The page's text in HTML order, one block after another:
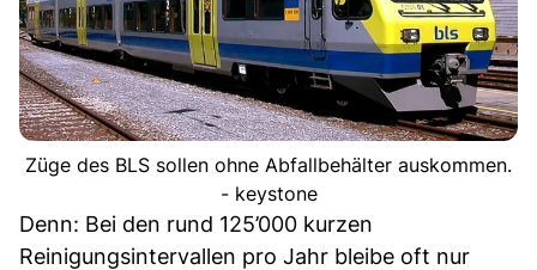
Züge des BLS sollen ohne Abfallbehälter auskommen.
- keystone
Denn: Bei den rund 125’000 kurzen
Reinigungsintervallen pro Jahr bleibe oft nur